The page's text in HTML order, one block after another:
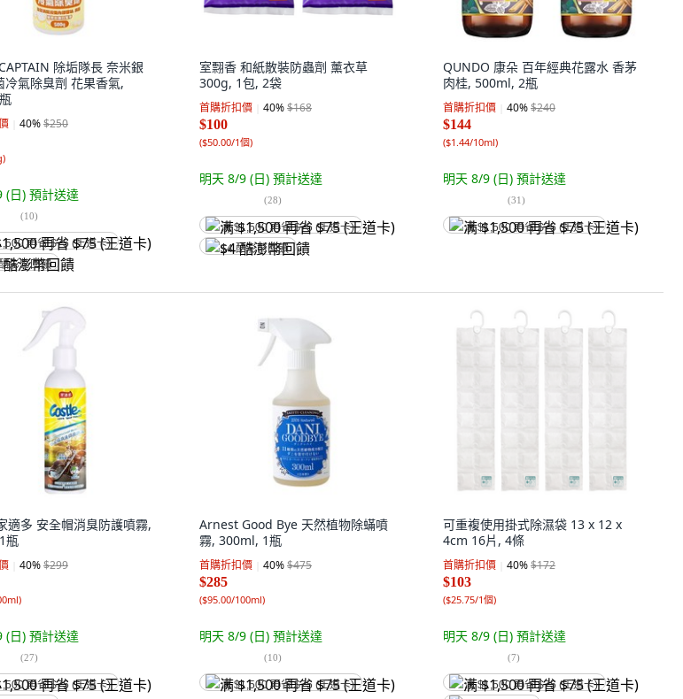
除垢隊長 奈米銀
冷氣除臭劑 花果香氣,
40%$250
)
(日) 預計送達
(10)
再省 $75 (王道卡)
澎幣回饋
室翲香 和紙散裝防蟲劑 薰衣草
300g, 1包, 2袋
首購折扣價 40%$168
$100
($50.00/1個)
明天 8/9 (日) 預計送達
(28)
满 $1,500 再省 $75 (王道卡)
$4 酷澎幣回饋
QUNDO 康朵 百年經典花露水 香茅
肉桂, 500ml, 2瓶
首購折扣價 40%$240
$144
($1.44/10ml)
明天 8/9 (日) 預計送達
(31)
满 $1,500 再省 $75 (王道卡)
適多 安全帽消臭防護噴霧,
瓶
40%$299
)
(日) 預計送達
(27)
再省 $75 (王道卡)
Arnest Good Bye 天然植物除蟎噴
霧, 300ml, 1瓶
首購折扣價 40%$475
$285
($95.00/100ml)
明天 8/9 (日) 預計送達
(10)
满 $1,500 再省 $75 (王道卡)
可重複使用掛式除濕袋 13 x 12 x
4cm 16片, 4條
首購折扣價 40%$172
$103
($25.75/1個)
明天 8/9 (日) 預計送達
(7)
满 $1,500 再省 $75 (王道卡)